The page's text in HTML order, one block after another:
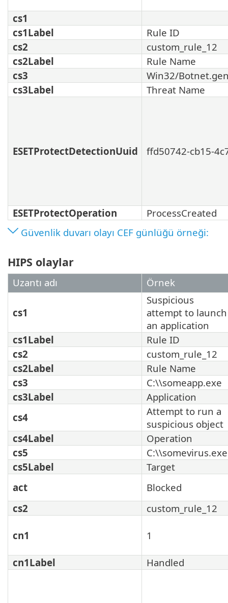
cs1
cs1Label
Rule ID
cs2
custom_rule_12
cs2Label
Rule Name
cs3
Win32/
cs3Label
Threat Name
ESETProtectDetectionUuid ffd50742-cb15-
ESETProtectOperation
ProcessCreated
Güvenlik duvarı olayı CEF günlüğü örneği:
HIPS olaylar
Uzantı adı Örnek
cs1
Suspicious
attempt to launch
an application
cs1Label
Rule ID
cs2
custom_rule_12
cs2Label
Rule Name
cs3
C:\\someapp.exe
cs3Label
Application
cs4
Attempt to run a
suspicious object
cs4Label
Operation
cs5
C:\\somevirus.exe
cs5Label
Target
act
Blocked
cs2
custom_rule_12
cn1 1
cn1Label Handled